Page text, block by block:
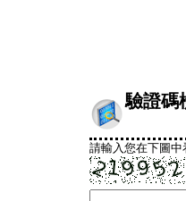
驗證碼
請輸入您在下圖